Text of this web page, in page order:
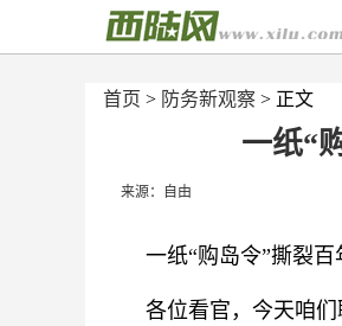
首页 > 防务新观察 > 正文
一纸“
来源：自由
一纸“购岛令”撕裂
各位看官，今天咱